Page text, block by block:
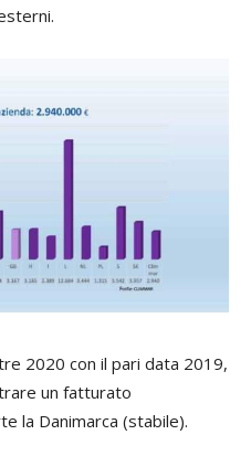
2020 con il pari data 2019,
un fatturato
la Danimarca (stabile).